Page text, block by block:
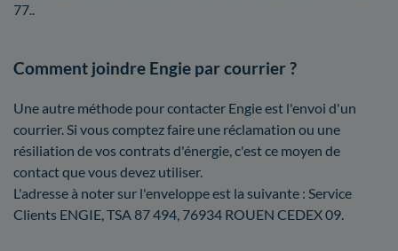
77..
Comment joindre Engie par courrier ?
Une autre méthode pour contacter Engie est l'envoi d'un
courrier. Si vous comptez faire une réclamation ou une
résiliation de vos contrats d'énergie, c'est ce moyen de
contact que vous devez utiliser.
L'adresse à noter sur l'enveloppe est la suivante : Service
Clients ENGIE, TSA 87 494, 76934 ROUEN CEDEX 09.